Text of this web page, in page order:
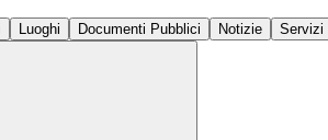
Luoghi Documenti Pubblici Notizie Servizi